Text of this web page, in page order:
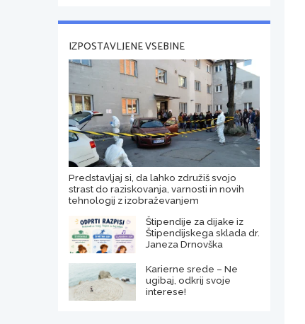
IZPOSTAVLJENE VSEBINE
Predstavljaj si, da lahko združiš svojo
strast do raziskovanja, varnosti in novih
tehnologij z izobraževanjem
Štipendije za dijake iz
Štipendijskega sklada dr.
Janeza Drnovška
Karierne srede – Ne
ugibaj, odkrij svoje
interese!